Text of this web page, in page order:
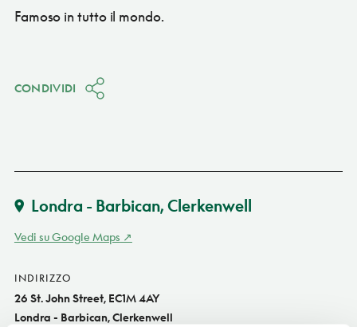
Famoso in tutto il mondo.
CONDIVIDI
Londra - Barbican, Clerkenwell
Vedi su Google Maps
INDIRIZZO
26 St. John Street, EC1M 4AY
Londra - Barbican, Clerkenwell